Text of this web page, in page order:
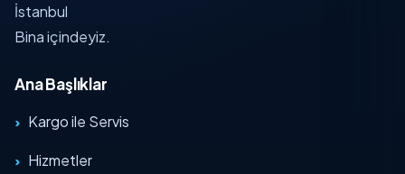
İstanbul
Bina içindeyiz.
Ana Başlıklar
Kargo ile Servis
Hizmetler